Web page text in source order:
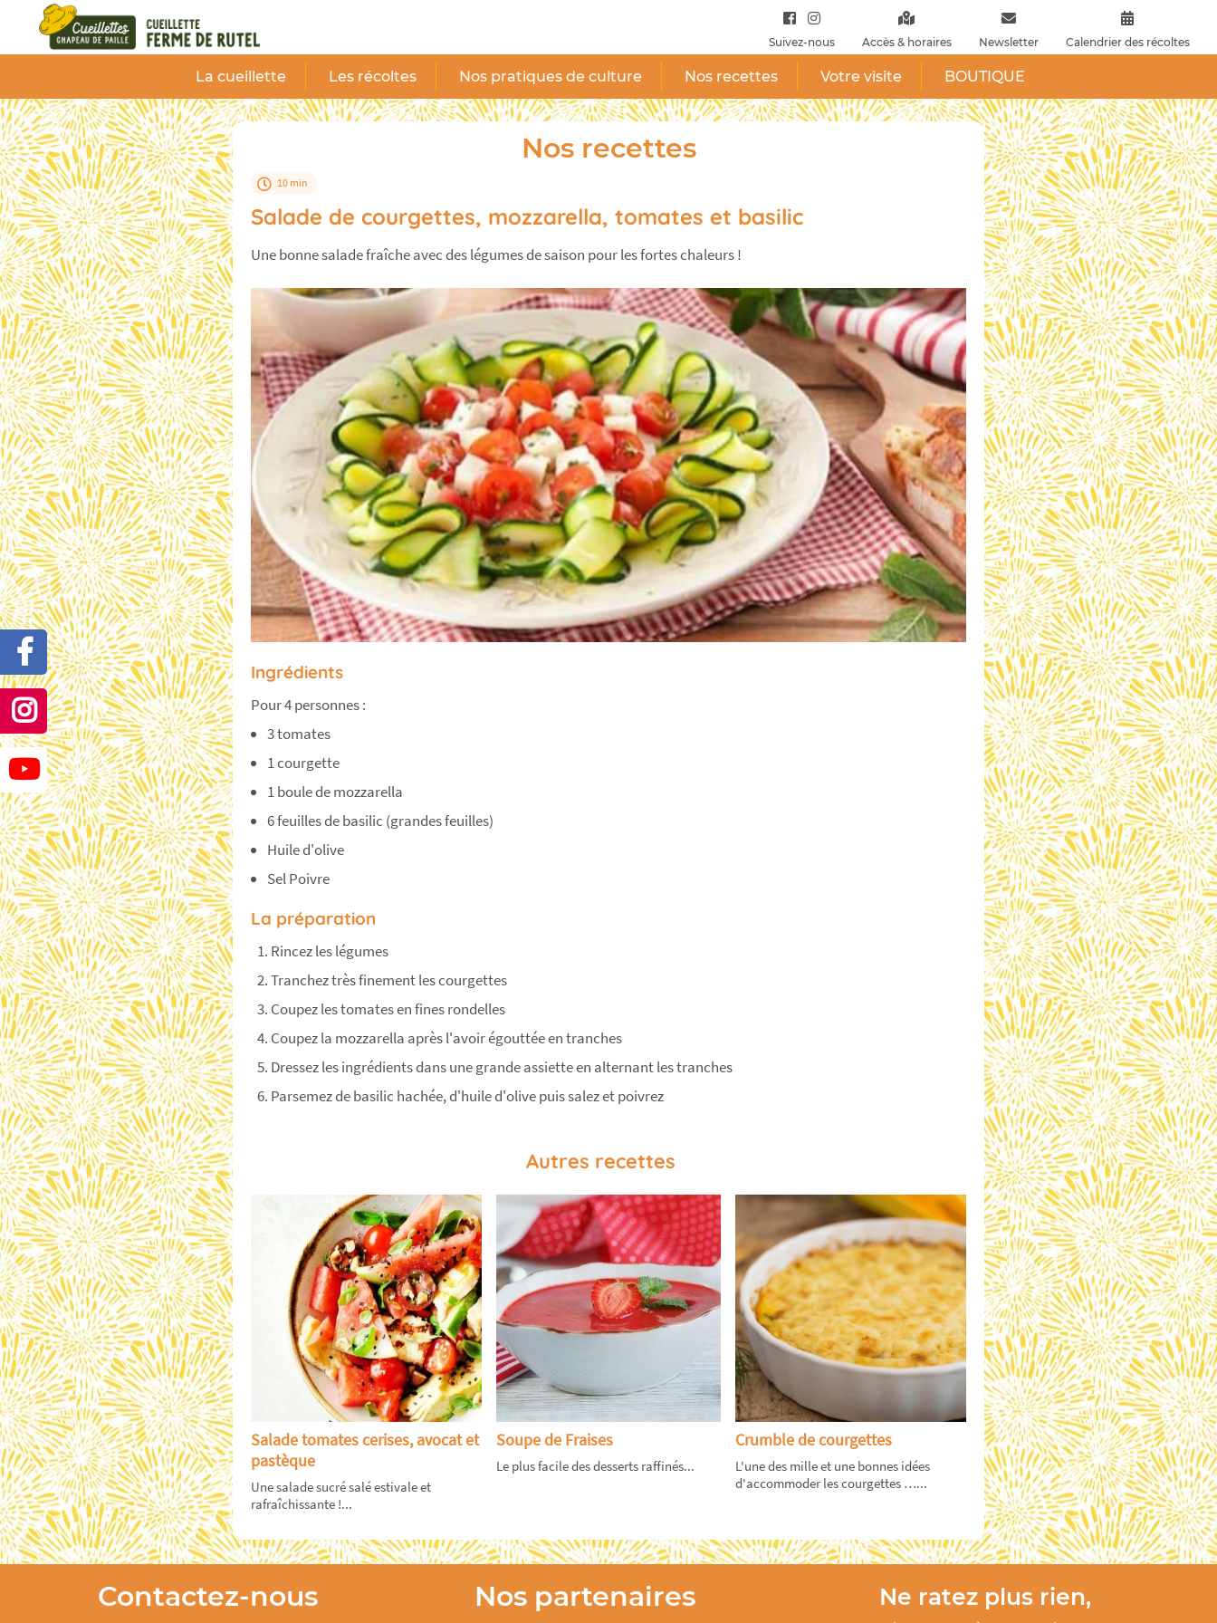
Suivez-nous Accès & horaires Newsletter Calendrier des récoltes
La cueillette Les récoltes Nos pratiques de culture Nos recettes Votre visite BOUTIQUE
Nos recettes
10 min
Salade de courgettes, mozzarella, tomates et basilic
Une bonne salade fraîche avec des légumes de saison pour les fortes chaleurs !
Ingrédients
Pour 4 personnes :
3 tomates
1 courgette
1 boule de mozzarella
6 feuilles de basilic (grandes feuilles)
Huile d'olive
Sel Poivre
La préparation
Rincez les légumes
Tranchez très finement les courgettes
Coupez les tomates en fines rondelles
Coupez la mozzarella après l'avoir égouttée en tranches
Dressez les ingrédients dans une grande assiette en alternant les tranches
Parsemez de basilic hachée, d'huile d'olive puis salez et poivrez
Autres recettes
Salade tomates cerises, avocat et
pastèque
Une salade sucré salé estivale et
rafraîchissante !...
Soupe de Fraises
Le plus facile des desserts raffinés...
Crumble de courgettes
L'une des mille et une bonnes idées
d'accommoder les courgettes …...
Contactez-nous Nos partenaires Ne ratez plus rien,
Panneau de gestion des cookies